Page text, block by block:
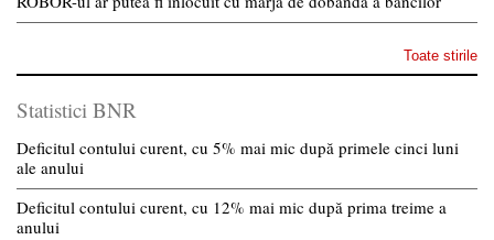
Toate stirile
Statistici BNR
Deficitul contului curent, cu 5% mai mic după primele cinci luni
ale anului
Deficitul contului curent, cu 12% mai mic după prima treime a
anului